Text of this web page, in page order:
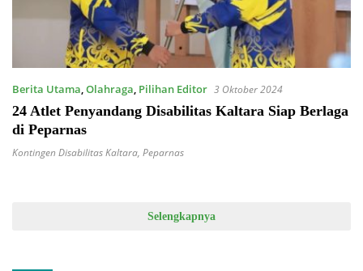
Berita Utama,Olahraga, Pilihan Editor 3 Oktober 2024
24 Atlet Penyandang Disabilitas Kaltara Siap Berlaga
di Peparnas
Kontingen Disabilitas Kaltara, Peparnas
Selengkapnya